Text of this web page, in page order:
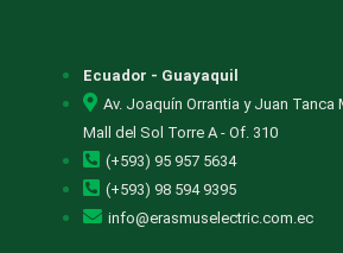
Ecuador - Guayaquil
Av. Joaquín Orrantia y Juan Tanca
Mall del Sol Torre A - Of. 310
(+593) 95 957 5634
(+593) 98 594 9395
info@erasmuselectric.com.ec